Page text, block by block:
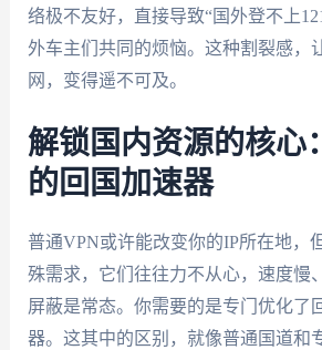
络极不友好，直接导致“国外登不上
外车主们共同的烦恼。这种割裂感，
网，变得遥不可及。
解锁国内资源的核心
的回国加速器
普通VPN或许能改变你的IP所在地，
殊需求，它们往往力不从心，速度慢
屏蔽是常态。你需要的是专门优化了
器。这其中的区别，就像普通国道和